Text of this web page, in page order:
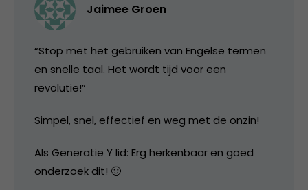
Jaimee Groen
“Stop met het gebruiken van Engelse termen
en snelle taal. Het wordt tijd voor een
revolutie!”
Simpel, snel, effectief en weg met de onzin!
Als Generatie Y lid: Erg herkenbaar en goed
onderzoek dit! 🙂